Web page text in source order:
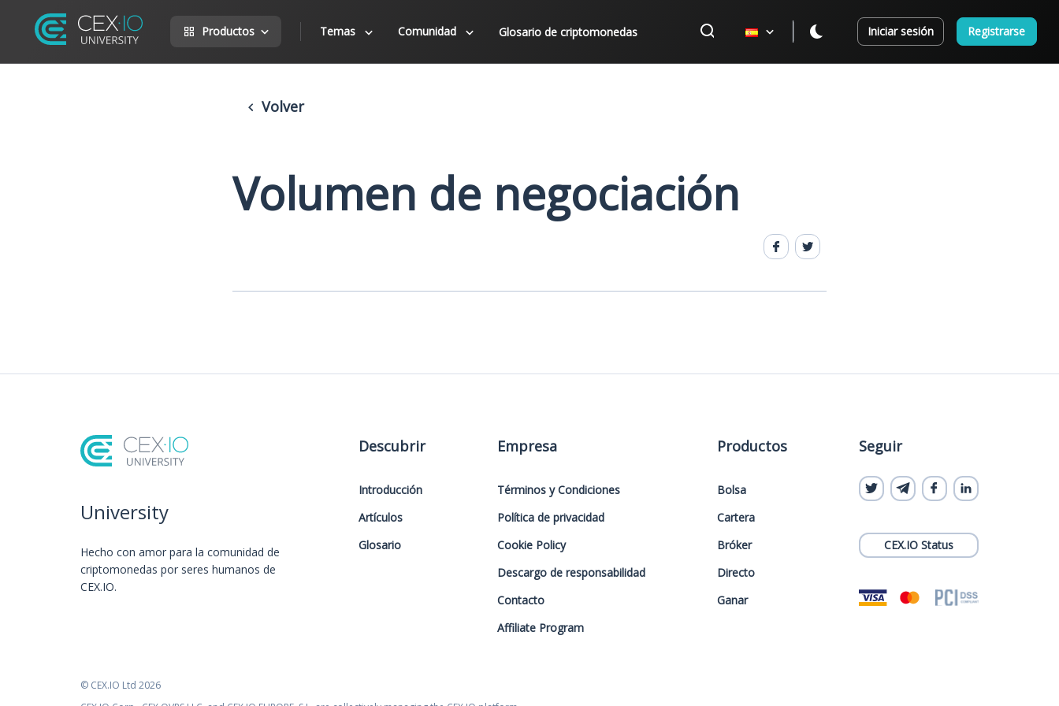
Productos Temas Comunidad Glosario de criptomonedas Iniciar sesión Registrarse
Volver
Volumen de negociación
University
Hecho con amor️ para la comunidad de
criptomonedas por seres humanos de
CEX.IO.
Descubrir
Introducción
Artículos
Glosario
Empresa
Términos y Condiciones
Política de privacidad
Cookie Policy
Descargo de responsabilidad
Contacto
Affiliate Program
Productos
Bolsa
Cartera
Bróker
Directo
Ganar
Seguir
CEX.IO Status
© CEX.IO Ltd 2026